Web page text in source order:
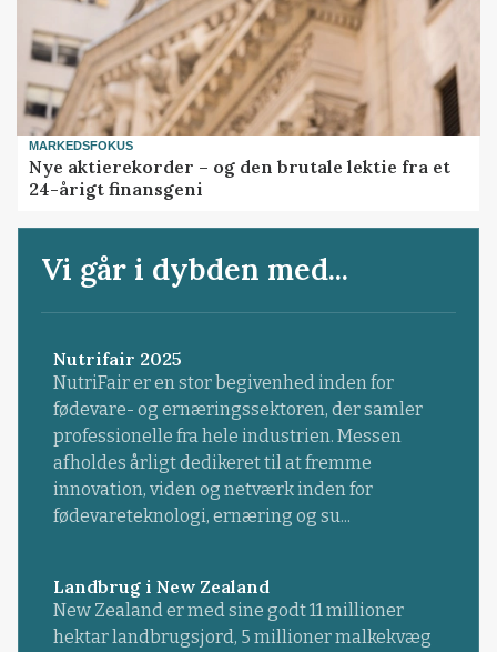
MARKEDSFOKUS
Nye aktierekorder – og den brutale lektie fra et
24-årigt finansgeni
Vi går i dybden med...
Nutrifair 2025
NutriFair er en stor begivenhed inden for
fødevare- og ernæringssektoren, der samler
professionelle fra hele industrien. Messen
afholdes årligt dedikeret til at fremme
innovation, viden og netværk inden for
fødevareteknologi, ernæring og su...
Landbrug i New Zealand
New Zealand er med sine godt 11 millioner
hektar landbrugsjord, 5 millioner malkekvæg